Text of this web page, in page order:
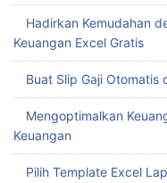
Hadirkan Kemudahan
Keuangan Excel Gratis
Buat Slip Gaji Otomatis
Mengoptimalkan
Keuangan
Pilih Template Excel